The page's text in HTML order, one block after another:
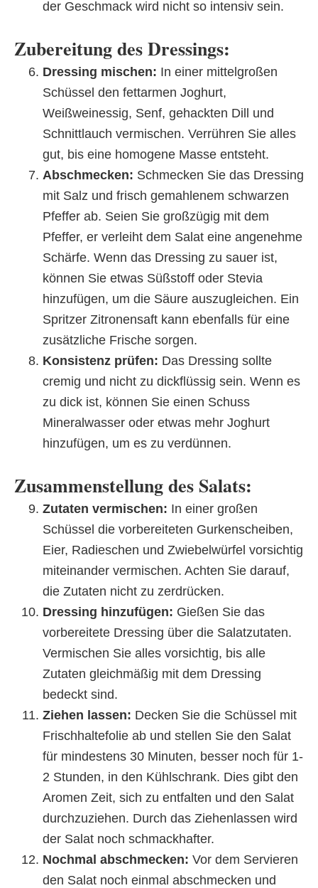
der Geschmack wird nicht so intensiv sein.
Zubereitung des Dressings:
Dressing mischen: In einer mittelgroßen
Schüssel den fettarmen Joghurt,
Weißweinessig, Senf, gehackten Dill und
Schnittlauch vermischen. Verrühren Sie alles
gut, bis eine homogene Masse entsteht.
Abschmecken: Schmecken Sie das Dressing
mit Salz und frisch gemahlenem schwarzen
Pfeffer ab. Seien Sie großzügig mit dem
Pfeffer, er verleiht dem Salat eine angenehme
Schärfe. Wenn das Dressing zu sauer ist,
können Sie etwas Süßstoff oder Stevia
hinzufügen, um die Säure auszugleichen. Ein
Spritzer Zitronensaft kann ebenfalls für eine
zusätzliche Frische sorgen.
Konsistenz prüfen: Das Dressing sollte
cremig und nicht zu dickflüssig sein. Wenn es
zu dick ist, können Sie einen Schuss
Mineralwasser oder etwas mehr Joghurt
hinzufügen, um es zu verdünnen.
Zusammenstellung des Salats:
Zutaten vermischen: In einer großen
Schüssel die vorbereiteten Gurkenscheiben,
Eier, Radieschen und Zwiebelwürfel vorsichtig
miteinander vermischen. Achten Sie darauf,
die Zutaten nicht zu zerdrücken.
Dressing hinzufügen: Gießen Sie das
vorbereitete Dressing über die Salatzutaten.
Vermischen Sie alles vorsichtig, bis alle
Zutaten gleichmäßig mit dem Dressing
bedeckt sind.
Ziehen lassen: Decken Sie die Schüssel mit
Frischhaltefolie ab und stellen Sie den Salat
für mindestens 30 Minuten, besser noch für 1-
2 Stunden, in den Kühlschrank. Dies gibt den
Aromen Zeit, sich zu entfalten und den Salat
durchzuziehen. Durch das Ziehenlassen wird
der Salat noch schmackhafter.
Nochmal abschmecken: Vor dem Servieren
den Salat noch einmal abschmecken und